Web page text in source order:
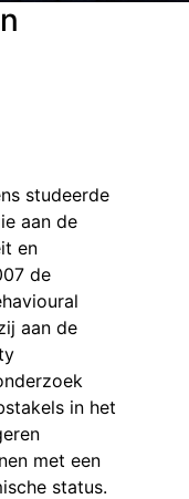
studeerde
aan de
en
de
aan de
in het
met een
status.